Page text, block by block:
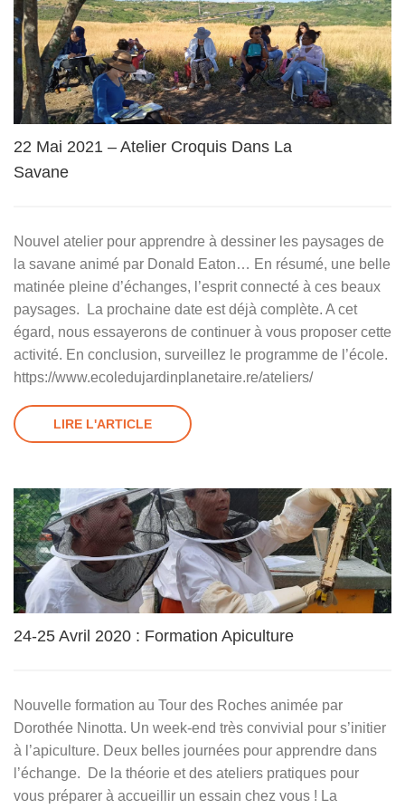
22 Mai 2021 – Atelier Croquis Dans La
Savane
Nouvel atelier pour apprendre à dessiner les paysages de
la savane animé par Donald Eaton… En résumé, une belle
matinée pleine d’échanges, l’esprit connecté à ces beaux
paysages. La prochaine date est déjà complète. A cet
égard, nous essayerons de continuer à vous proposer cette
activité. En conclusion, surveillez le programme de l’école.
https://www.ecoledujardinplanetaire.re/ateliers/
LIRE L'ARTICLE
24-25 Avril 2020 : Formation Apiculture
Nouvelle formation au Tour des Roches animée par
Dorothée Ninotta. Un week-end très convivial pour s’initier
à l’apiculture. Deux belles journées pour apprendre dans
l’échange. De la théorie et des ateliers pratiques pour
vous préparer à accueillir un essain chez vous ! La